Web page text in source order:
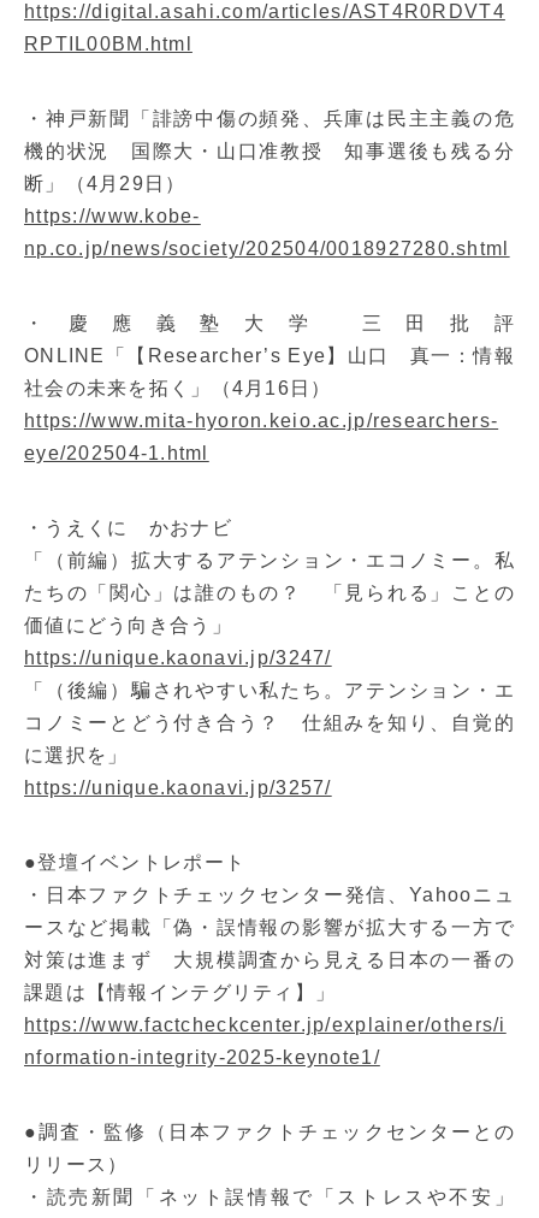
https://digital.asahi.com/articles/AST4R0RDVT4
RPTIL00BM.html
・神戸新聞「誹謗中傷の頻発、兵庫は民主主義の危
機的状況 国際大・山口准教授 知事選後も残る分
断」（4月29日）
https://www.kobe-
np.co.jp/news/society/202504/0018927280.shtml
・慶應義塾大学 三田批評
ONLINE「【Researcher’s Eye】山口 真一：情報
社会の未来を拓く」（4月16日）
https://www.mita-hyoron.keio.ac.jp/researchers-
eye/202504-1.html
・うえくに かおナビ
「（前編）拡大するアテンション・エコノミー。私
たちの「関心」は誰のもの？ 「見られる」ことの
価値にどう向き合う」
https://unique.kaonavi.jp/3247/
「（後編）騙されやすい私たち。アテンション・エ
コノミーとどう付き合う？ 仕組みを知り、自覚的
に選択を」
https://unique.kaonavi.jp/3257/
●登壇イベントレポート
・日本ファクトチェックセンター発信、Yahooニュ
ースなど掲載「偽・誤情報の影響が拡大する一方で
対策は進まず 大規模調査から見える日本の一番の
課題は【情報インテグリティ】」
https://www.factcheckcenter.jp/explainer/others/i
nformation-integrity-2025-keynote1/
●調査・監修（日本ファクトチェックセンターとの
リリース）
・読売新聞「ネット誤情報で「ストレスや不安」